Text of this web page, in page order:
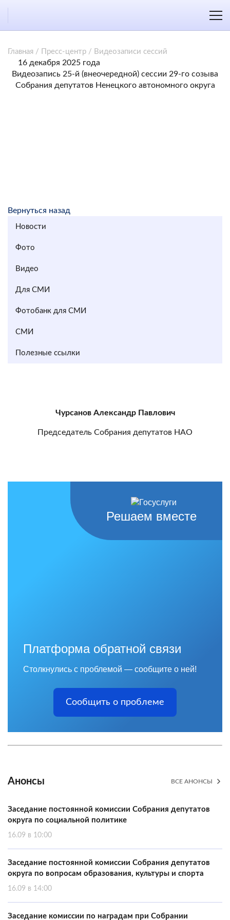
Главная / Пресс-центр / Видеозаписи сессий
16 декабря 2025 года
Видеозапись 25-й (внеочередной) сессии 29-го созыва
Собрания депутатов Ненецкого автономного округа
Вернуться назад
Новости
Фото
Видео
Для СМИ
Фотобанк для СМИ
СМИ
Полезные ссылки
Чурсанов Александр Павлович
Председатель Собрания депутатов НАО
Решаем вместе
Платформа обратной связи
Столкнулись с проблемой — сообщите о ней!
Сообщить о проблеме
Анонсы ВСЕ АНОНСЫ
Заседание постоянной комиссии Собрания депутатов
округа по социальной политике
16.09 в 10:00
Заседание постоянной комиссии Собрания депутатов
округа по вопросам образования, культуры и спорта
16.09 в 14:00
Заседание комиссии по наградам при Собрании